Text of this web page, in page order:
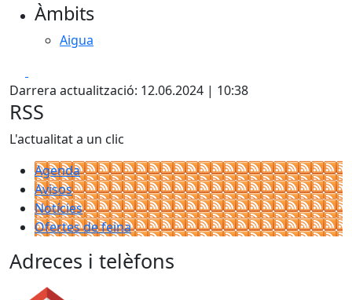
Àmbits
Aigua
Darrera actualització: 12.06.2024 | 10:38
RSS
L'actualitat a un clic
Agenda
Avisos
Notícies
Ofertes de feina
Adreces i telèfons